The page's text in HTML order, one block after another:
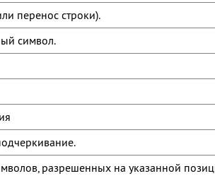
перенос строки).
символ.
разрешенных на указанной